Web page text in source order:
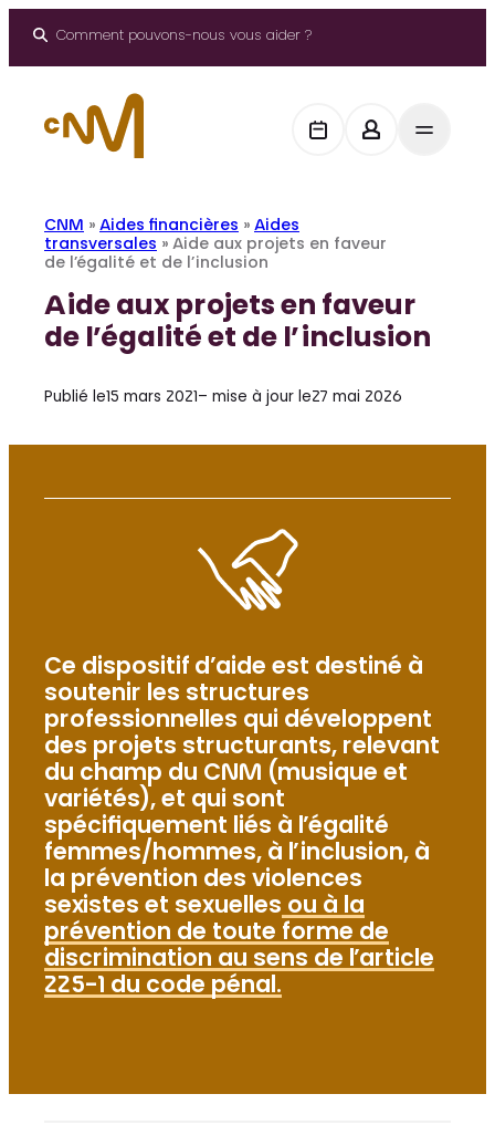
Comment pouvons-nous vous aider ?
CNM » Aides financières » Aides
transversales » Aide aux projets en faveur
de l’égalité et de l’inclusion
Aide aux projets en faveur
de l’égalité et de l’inclusion
Publié le15 mars 2021 – mise à jour le27 mai 2026
Ce dispositif d’aide est destiné à
soutenir les structures
professionnelles qui développent
des projets structurants, relevant
du champ du CNM (musique et
variétés), et qui sont
spécifiquement liés à l’égalité
femmes/hommes, à l’inclusion, à
la prévention des violences
sexistes et sexuelles ou à la
prévention de toute forme de
discrimination au sens de l’article
225-1 du code pénal.